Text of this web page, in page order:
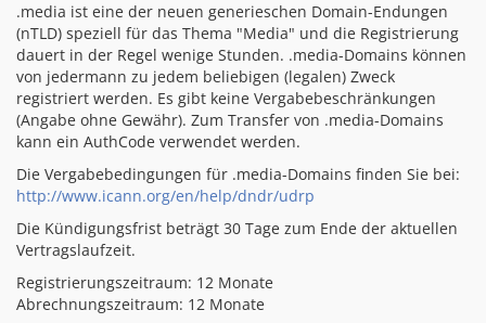
.media ist eine der neuen generieschen Domain-Endungen
(nTLD) speziell für das Thema "Media" und die Registrierung
dauert in der Regel wenige Stunden. .media-Domains können
von jedermann zu jedem beliebigen (legalen) Zweck
registriert werden. Es gibt keine Vergabebeschränkungen
(Angabe ohne Gewähr). Zum Transfer von .media-Domains
kann ein AuthCode verwendet werden.
Die Vergabebedingungen für .media-Domains finden Sie bei:
http://www.icann.org/en/help/dndr/udrp
Die Kündigungsfrist beträgt 30 Tage zum Ende der aktuellen
Vertragslaufzeit.
Registrierungszeitraum: 12 Monate
Abrechnungszeitraum: 12 Monate